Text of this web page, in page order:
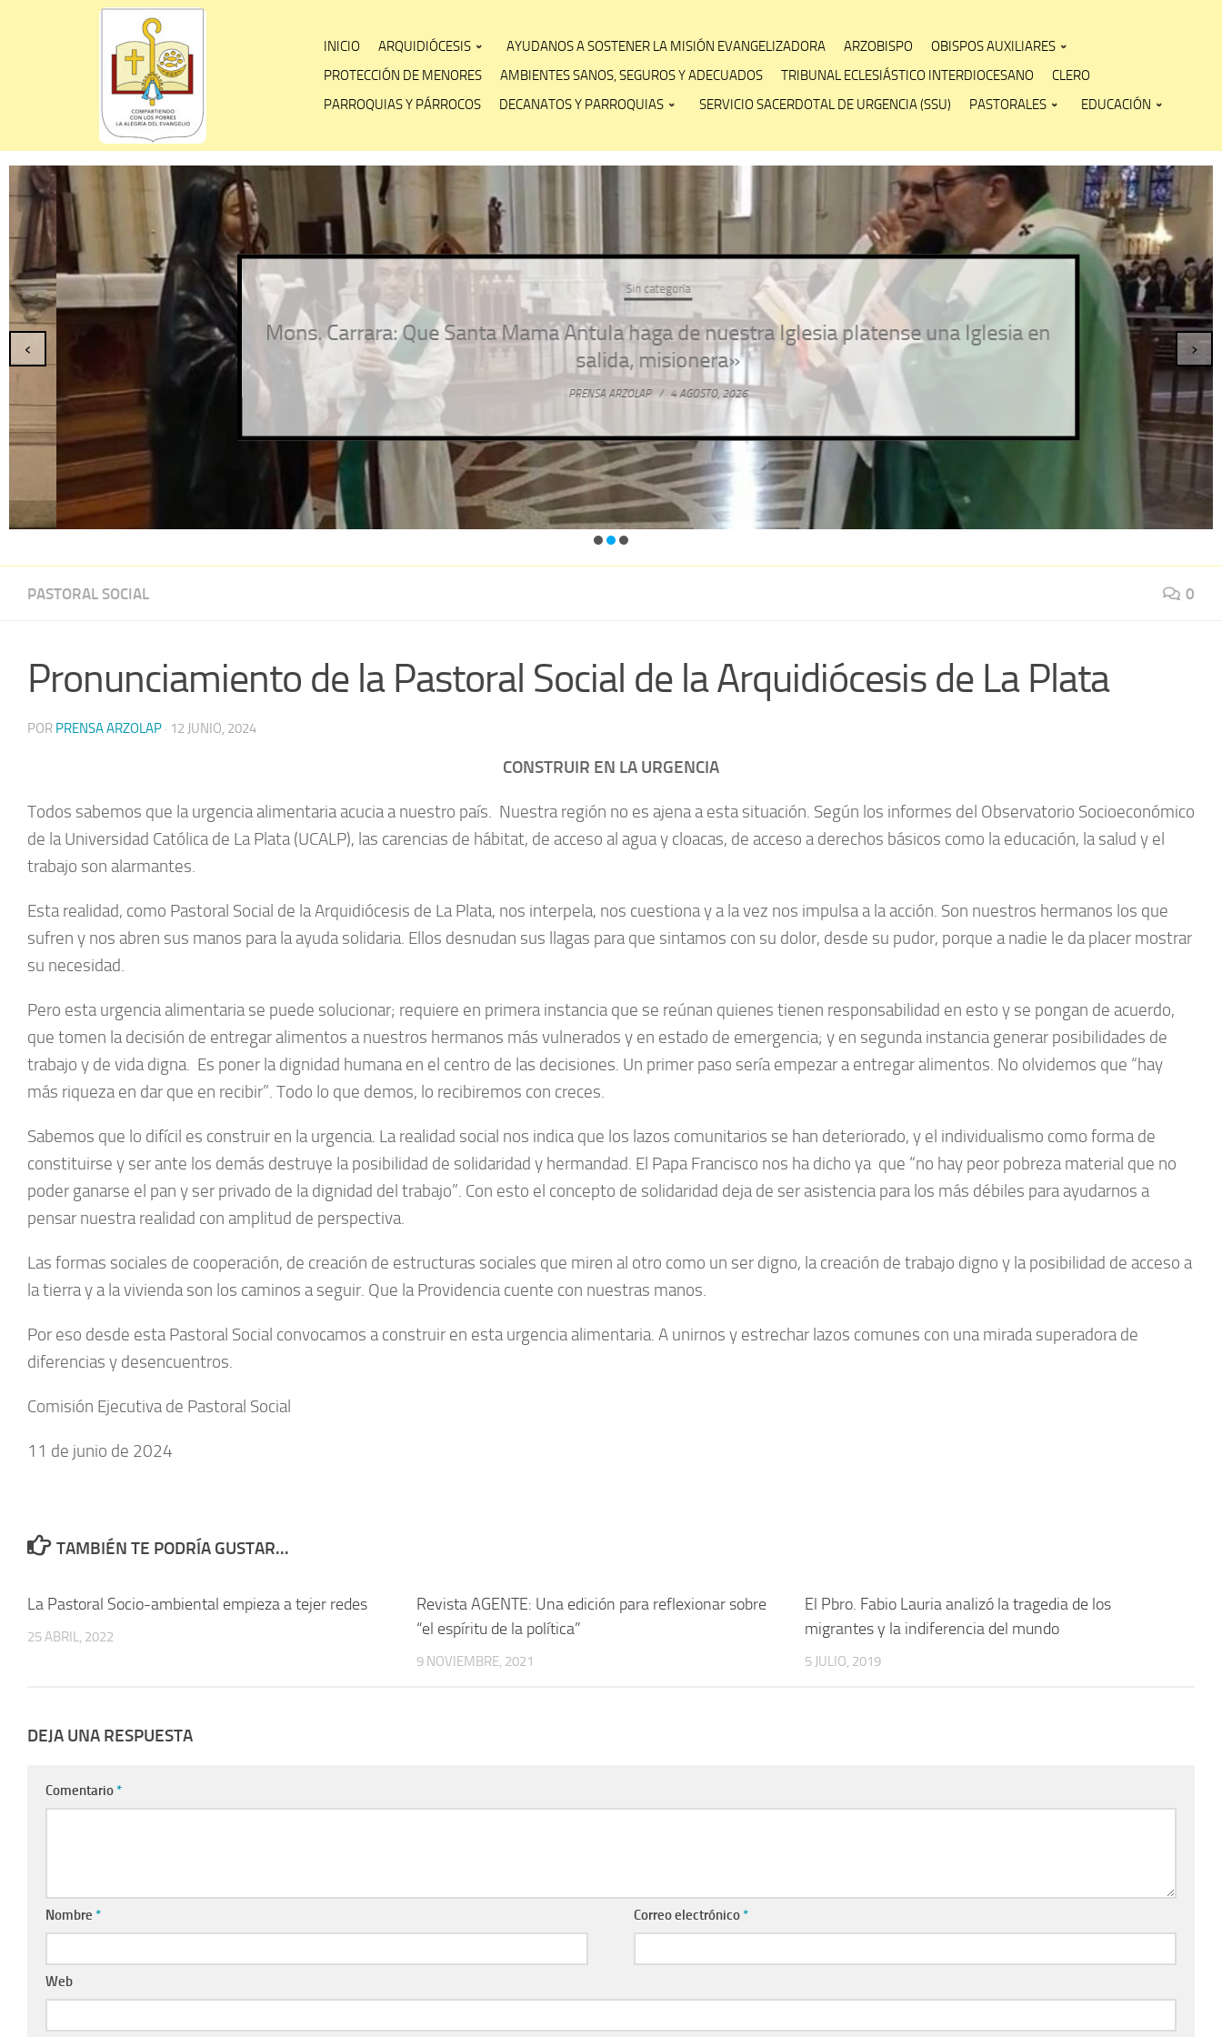
INICIO ARQUIDIÓCESIS AYUDANOS A SOSTENER LA MISIÓN EVANGELIZADORA ARZOBISPO
OBISPOS AUXILIARES
PROTECCIÓN DE MENORES
AMBIENTES SANOS, SEGUROS Y ADECUADOS TRIBUNAL ECLESIÁSTICO INTERDIOCESANO
CLERO
PARROQUIAS Y PÁRROCOS
DECANATOS Y PARROQUIAS SERVICIO SACERDOTAL DE URGENCIA (SSU) PASTORALES EDUCACIÓN
Sin categoría
Mons. Carrara: Que Santa Mama Antula haga de nuestra Iglesia platense una Iglesia en
salida, misionera»
PRENSA ARZOLAP / 4 AGOSTO, 2026
‹ ›
PASTORAL SOCIAL 0
Pronunciamiento de la Pastoral Social de la Arquidiócesis de La Plata
POR PRENSA ARZOLAP · 12 JUNIO, 2024
CONSTRUIR EN LA URGENCIA
Todos sabemos que la urgencia alimentaria acucia a nuestro país. Nuestra región no es ajena a esta situación. Según los informes del Observatorio Socioeconómico
de la Universidad Católica de La Plata (UCALP), las carencias de hábitat, de acceso al agua y cloacas, de acceso a derechos básicos como la educación, la salud y el
trabajo son alarmantes.
Esta realidad, como Pastoral Social de la Arquidiócesis de La Plata, nos interpela, nos cuestiona y a la vez nos impulsa a la acción. Son nuestros hermanos los que
sufren y nos abren sus manos para la ayuda solidaria. Ellos desnudan sus llagas para que sintamos con su dolor, desde su pudor, porque a nadie le da placer mostrar
su necesidad.
Pero esta urgencia alimentaria se puede solucionar; requiere en primera instancia que se reúnan quienes tienen responsabilidad en esto y se pongan de acuerdo,
que tomen la decisión de entregar alimentos a nuestros hermanos más vulnerados y en estado de emergencia; y en segunda instancia generar posibilidades de
trabajo y de vida digna. Es poner la dignidad humana en el centro de las decisiones. Un primer paso sería empezar a entregar alimentos. No olvidemos que “hay
más riqueza en dar que en recibir”. Todo lo que demos, lo recibiremos con creces.
Sabemos que lo difícil es construir en la urgencia. La realidad social nos indica que los lazos comunitarios se han deteriorado, y el individualismo como forma de
constituirse y ser ante los demás destruye la posibilidad de solidaridad y hermandad. El Papa Francisco nos ha dicho ya que “no hay peor pobreza material que no
poder ganarse el pan y ser privado de la dignidad del trabajo”. Con esto el concepto de solidaridad deja de ser asistencia para los más débiles para ayudarnos a
pensar nuestra realidad con amplitud de perspectiva.
Las formas sociales de cooperación, de creación de estructuras sociales que miren al otro como un ser digno, la creación de trabajo digno y la posibilidad de acceso a
la tierra y a la vivienda son los caminos a seguir. Que la Providencia cuente con nuestras manos.
Por eso desde esta Pastoral Social convocamos a construir en esta urgencia alimentaria. A unirnos y estrechar lazos comunes con una mirada superadora de
diferencias y desencuentros.
Comisión Ejecutiva de Pastoral Social
11 de junio de 2024
TAMBIÉN TE PODRÍA GUSTAR...
La Pastoral Socio-ambiental empieza a tejer redes
25 ABRIL, 2022
Revista AGENTE: Una edición para reflexionar sobre
“el espíritu de la política”
9 NOVIEMBRE, 2021
El Pbro. Fabio Lauria analizó la tragedia de los
migrantes y la indiferencia del mundo
5 JULIO, 2019
DEJA UNA RESPUESTA
Comentario *
Nombre * Correo electrónico *
Web